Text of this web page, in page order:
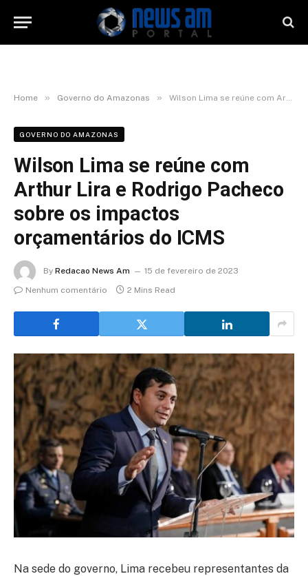
Home » Governo do Amazonas » Wilson Lima se reúne com Arthur Lira e Rodrigo Pacheco sobre os impactos orçamentários do ICMS
GOVERNO DO AMAZONAS
Wilson Lima se reúne com
Arthur Lira e Rodrigo Pacheco
sobre os impactos
orçamentários do ICMS
By Redacao News Am
15 de fevereiro de 2023
Nenhum comentário
2 Mins Read
Na sede do governo, Lima recebeu representantes da